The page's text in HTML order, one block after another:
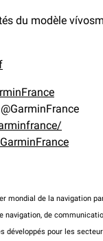
du modèle
@GarminFrance
mondial de la navigation
de
pour les